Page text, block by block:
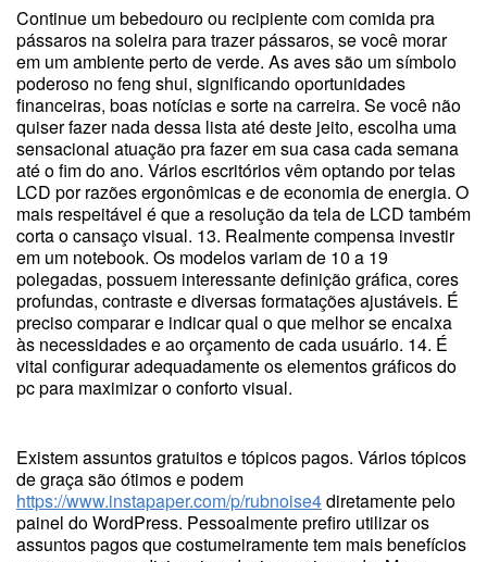
Continue um bebedouro ou recipiente com comida pra
pássaros na soleira para trazer pássaros, se você morar
em um ambiente perto de verde. As aves são um símbolo
poderoso no feng shui, significando oportunidades
financeiras, boas notícias e sorte na carreira. Se você não
quiser fazer nada dessa lista até deste jeito, escolha uma
sensacional atuação pra fazer em sua casa cada semana
até o fim do ano. Vários escritórios vêm optando por telas
LCD por razões ergonômicas e de economia de energia. O
mais respeitável é que a resolução da tela de LCD também
corta o cansaço visual. 13. Realmente compensa investir
em um notebook. Os modelos variam de 10 a 19
polegadas, possuem interessante definição gráfica, cores
profundas, contraste e diversas formatações ajustáveis. É
preciso comparar e indicar qual o que melhor se encaixa
às necessidades e ao orçamento de cada usuário. 14. É
vital configurar adequadamente os elementos gráficos do
pc para maximizar o conforto visual.
Existem assuntos gratuitos e tópicos pagos. Vários tópicos
de graça são ótimos e podem
https://www.instapaper.com/p/rubnoise4diretamente pelo
painel do WordPress. Pessoalmente prefiro utilizar os
assuntos pagos que costumeiramente tem mais benefícios